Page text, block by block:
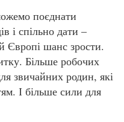
поєднати
і спільно дати –
Європі шанс зрости.
Більше робочих
звичайних родин, які
І більше сили для